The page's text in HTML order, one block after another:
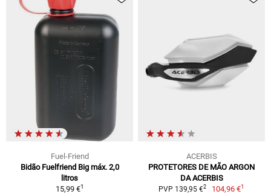
Fuel-Friend
Bidão Fuelfriend Big máx. 2,0
litros
15,99 €1
ACERBIS
PROTETORES DE MÃO ARGON
DA ACERBIS
PVP 139,95 €2 104,96 €1